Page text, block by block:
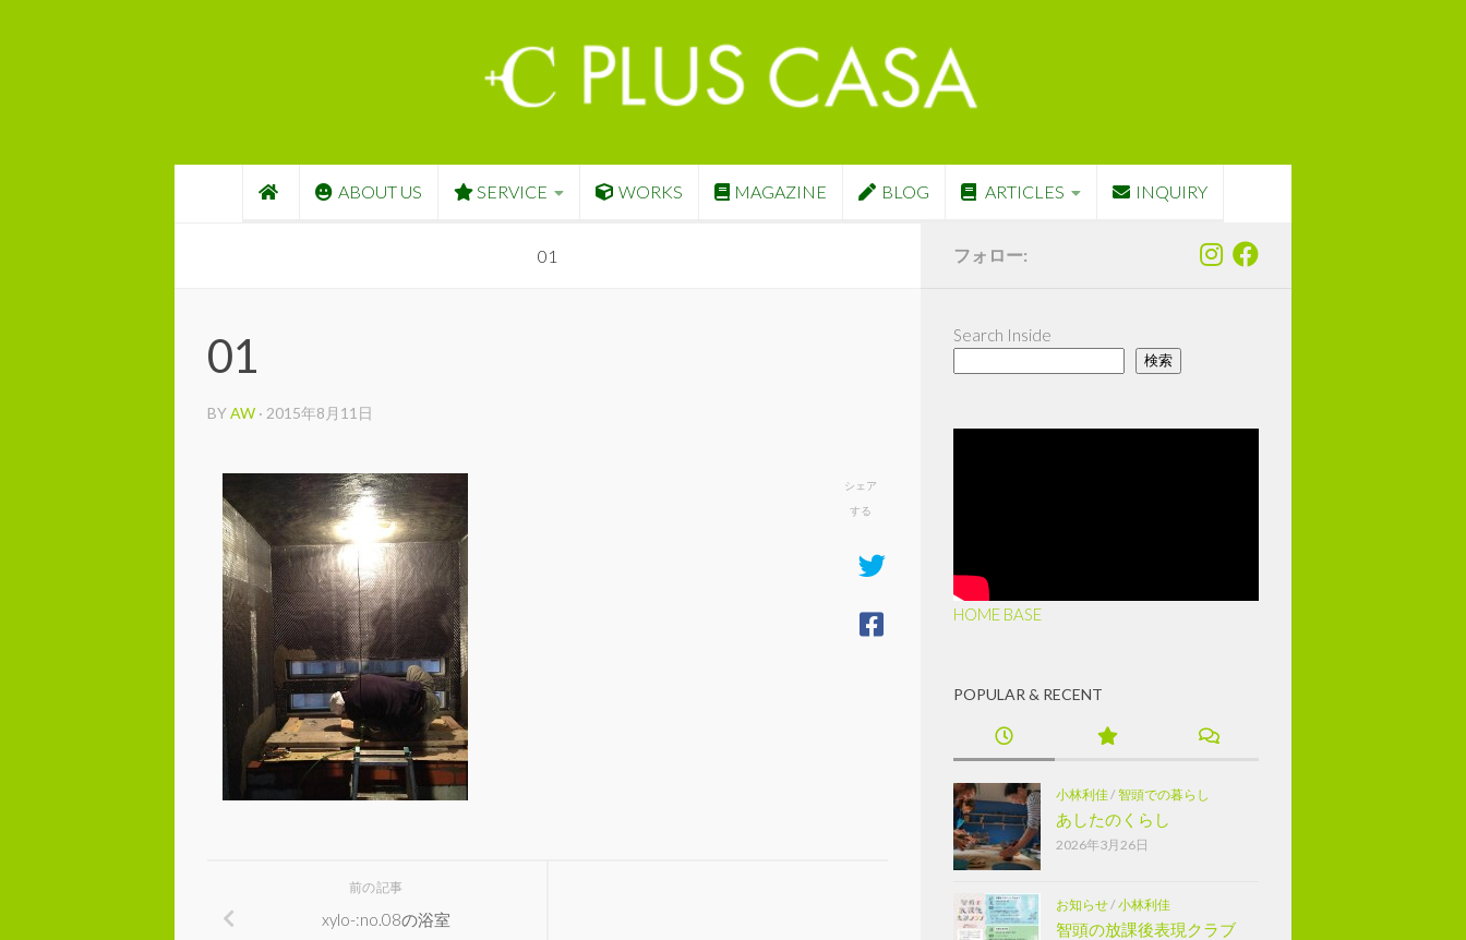
ABOUT US SERVICE WORKS MAGAZINE BLOG ARTICLES INQUIRY
01
01
BYAW · 2015年8月11日
シェア
する
前の記事
xylo-:no.08の浴室
フォロー:
Search Inside
検索
HOME BASE
POPULAR & RECENT
小林利佳/智頭での暮らし
あしたのくらし
2026年3月26日
お知らせ/小林利佳
智頭の放課後表現クラブ